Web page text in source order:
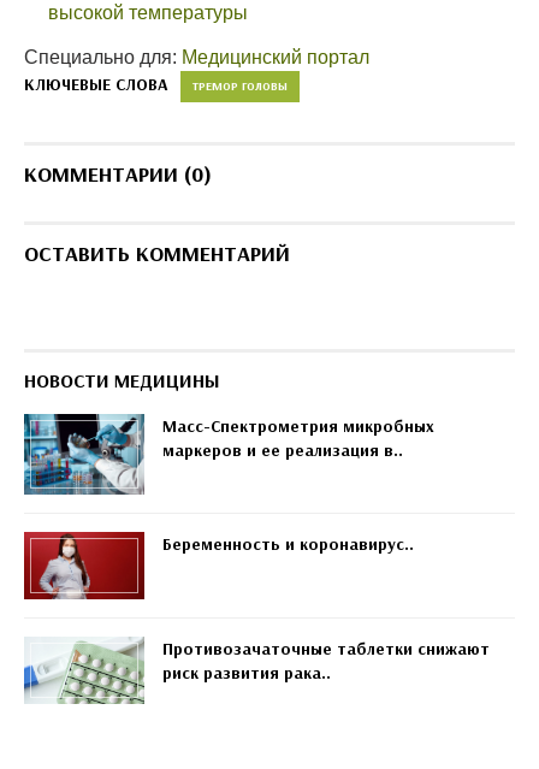
высокой температуры
Специально для: Медицинский портал
КЛЮЧЕВЫЕ СЛОВА ТРЕМОР ГОЛОВЫ
КОММЕНТАРИИ (0)
ОСТАВИТЬ КОММЕНТАРИЙ
НОВОСТИ МЕДИЦИНЫ
Масс-Спектрометрия микробных
маркеров и ее реализация в..
Беременность и коронавирус..
Противозачаточные таблетки снижают
риск развития рака..